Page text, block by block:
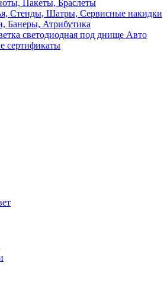
Пакеты, Браслеты
Стенды, Шатры, Сервисные накидки
Банеры, Атрибутика
светодиодная под днище Авто
сертификаты